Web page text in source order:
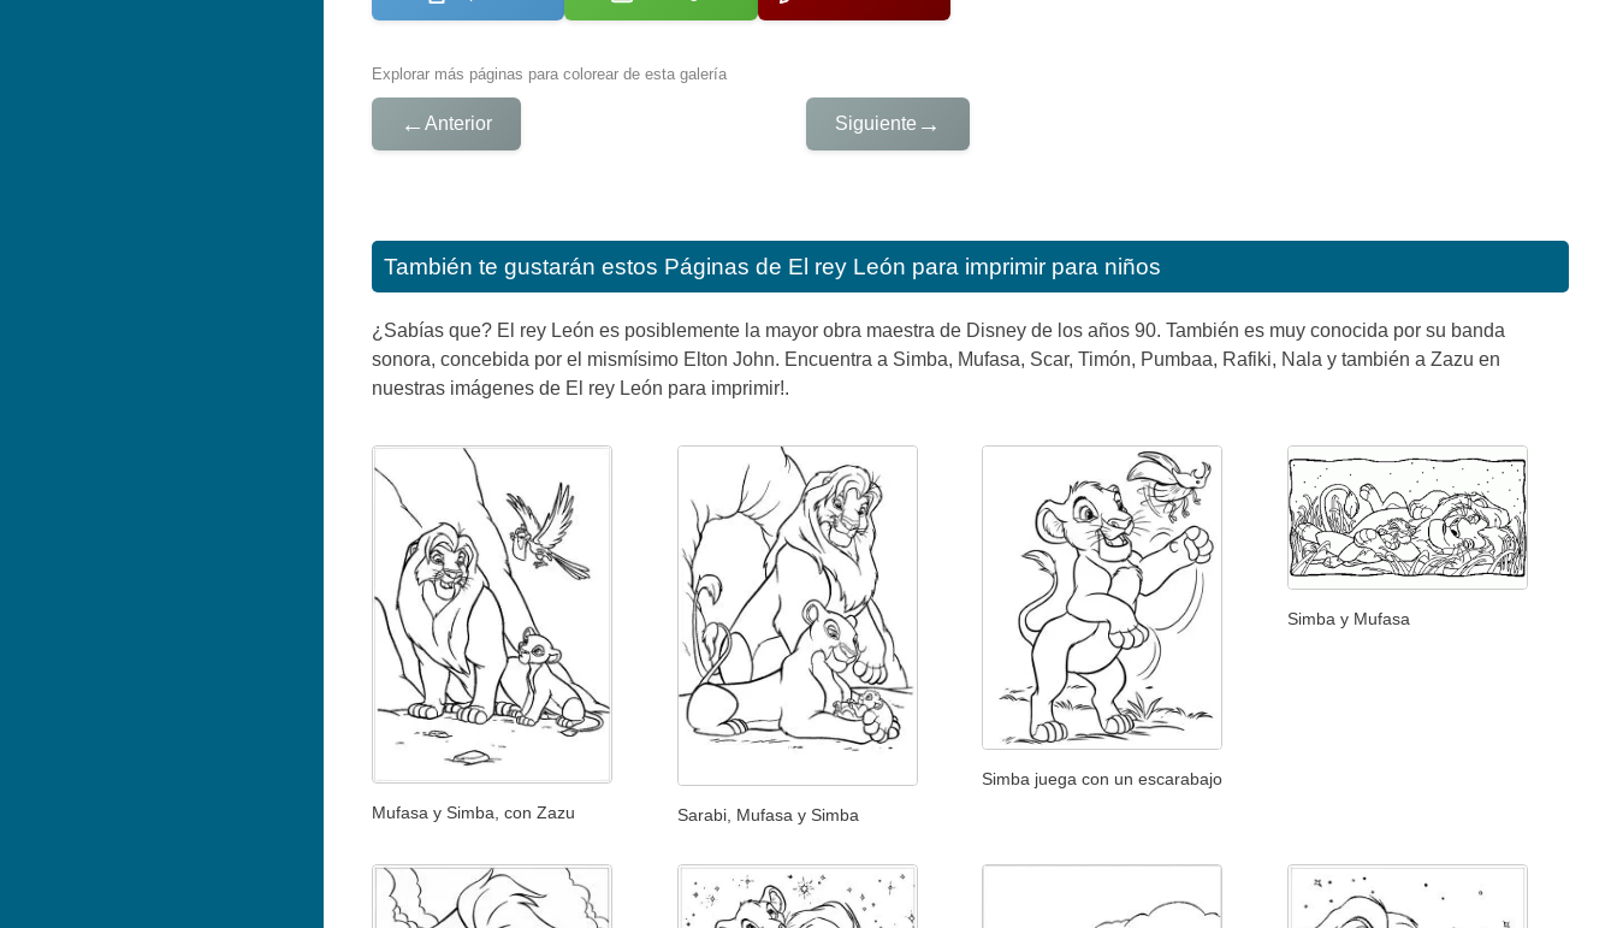
Explorar más páginas para colorear de esta galería
← Anterior Siguiente →
También te gustarán estos Páginas de El rey León para imprimir para niños
¿Sabías que? El rey León es posiblemente la mayor obra maestra de Disney de los años 90. También es muy conocida por su banda
sonora, concebida por el mismísimo Elton John. Encuentra a Simba, Mufasa, Scar, Timón, Pumbaa, Rafiki, Nala y también a Zazu en
nuestras imágenes de El rey León para imprimir!.
Mufasa y Simba, con Zazu Sarabi, Mufasa y Simba
Simba juega con un escarabajo
Simba y Mufasa